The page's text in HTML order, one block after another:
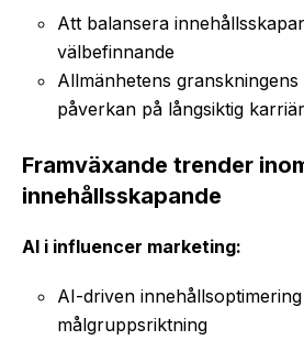
Att balansera
välbefinnande
Allmänhetens
påverkan på långsiktig
Framväxande trender
innehållsskapande
AI i influencer marketing:
AI-driven
målgruppsriktning